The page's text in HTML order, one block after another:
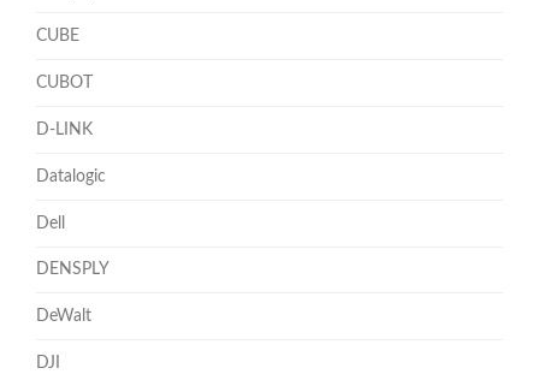
CUBE
CUBOT
D-LINK
Datalogic
Dell
DENSPLY
DeWalt
DJI